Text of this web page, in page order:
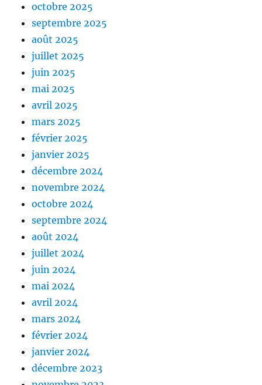
octobre 2025
septembre 2025
août 2025
juillet 2025
juin 2025
mai 2025
avril 2025
mars 2025
février 2025
janvier 2025
décembre 2024
novembre 2024
octobre 2024
septembre 2024
août 2024
juillet 2024
juin 2024
mai 2024
avril 2024
mars 2024
février 2024
janvier 2024
décembre 2023